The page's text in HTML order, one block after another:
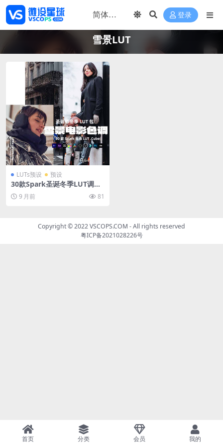
登录
雪景LUT
LUTs预设 预设
30款Spark圣诞冬季LUT调色
包 节日雪景电影感视频调色预
设合集
9 月前 81
Copyright © 2022VSCOPS.COM - All rights reserved
粤ICP备2021028226号
首页 分类 会员 我的